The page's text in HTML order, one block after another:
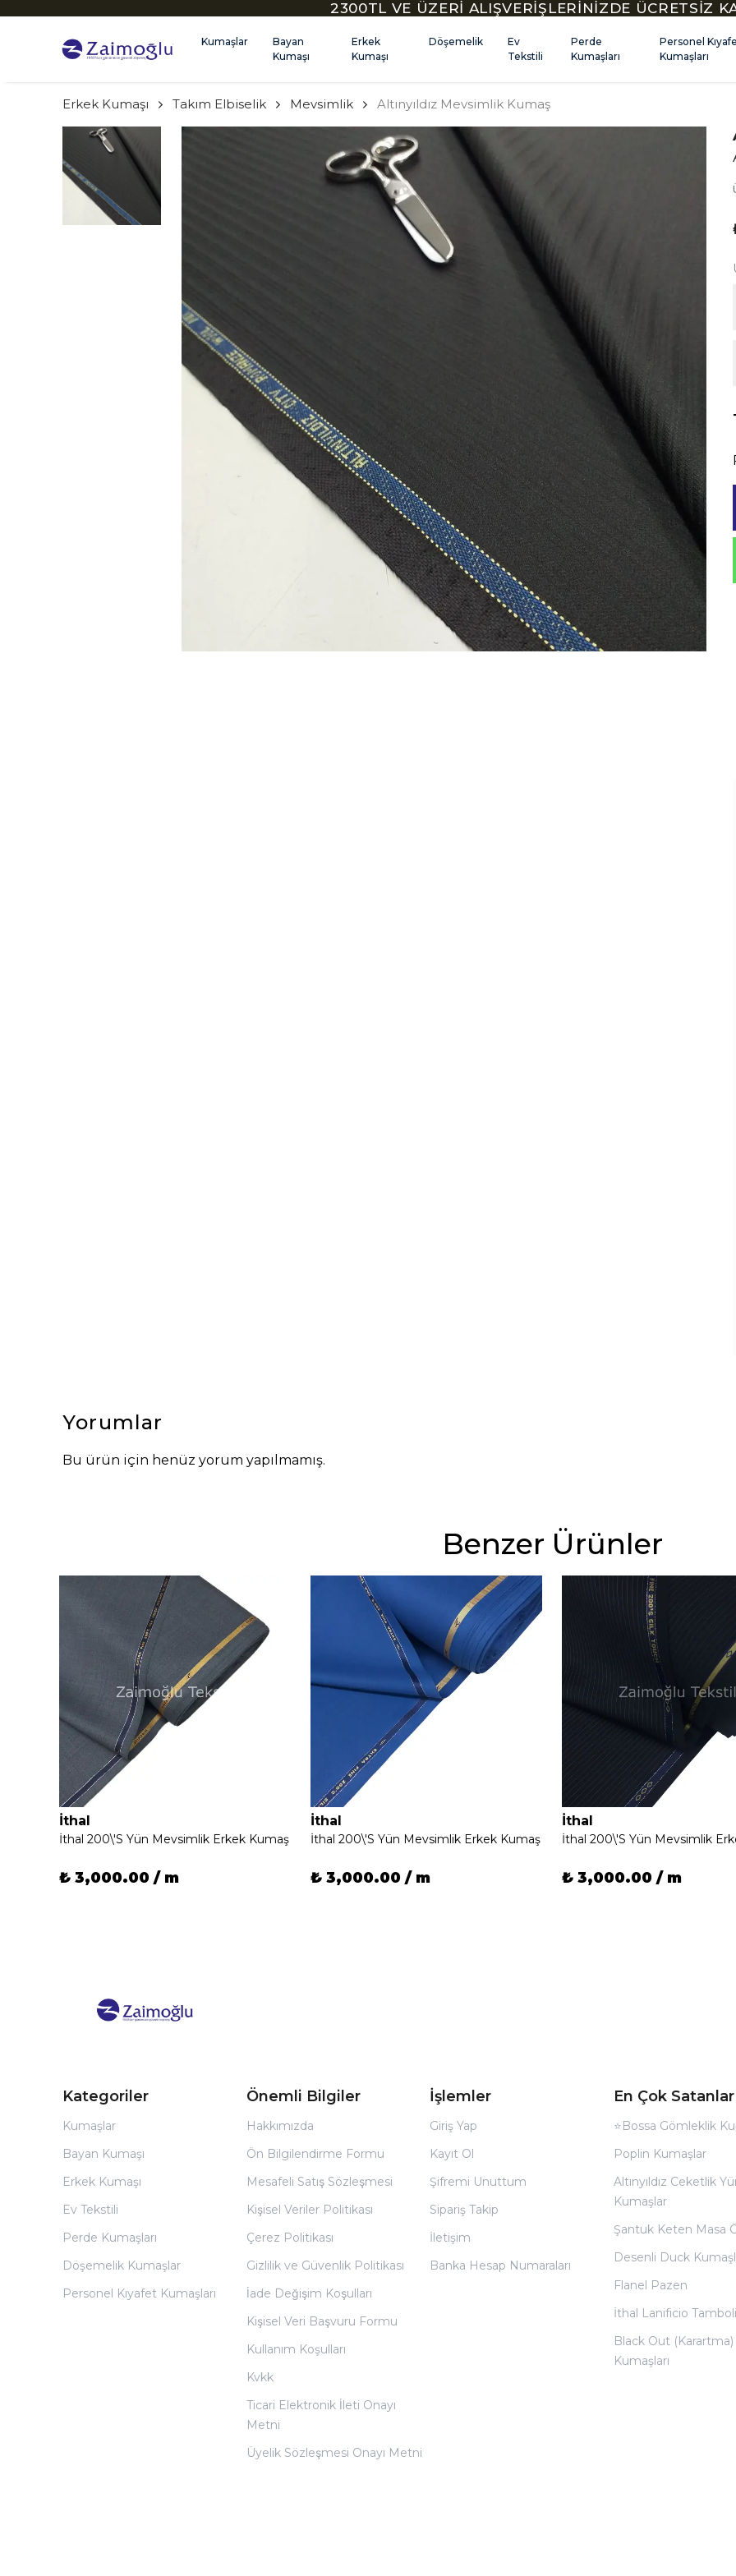
2300TL VE ÜZERİ ALIŞVERİŞLERİNİZDE ÜCRETSİZ
Kumaşlar
Bayan
Kumaşı
Erkek
Kumaşı
Döşemelik
Ev
Tekstili
Perde
Kumaşları
Personel
Kumaşları
Erkek Kumaşı Takım Elbiselik Mevsimlik Altınyıldız Mevsimlik Kumaş
Yorumlar
Bu ürün için henüz yorum yapılmamış.
Benzer Ürünler
İthal
İthal 200\'S Yün Mevsimlik Erkek Kumaş
₺ 3,000.00 / m
İthal
İthal 200\'S Yün Mevsimlik Erkek Kumaş
₺ 3,000.00 / m
İthal
İthal 200\'S Yün Mevsimlik
₺ 3,000.00 / m
Kategoriler
Kumaşlar
Bayan Kumaşı
Erkek Kumaşı
Ev Tekstili
Perde Kumaşları
Döşemelik Kumaşlar
Personel Kıyafet Kumaşları
Önemli Bilgiler
Hakkımızda
Ön Bilgilendirme Formu
Mesafeli Satış Sözleşmesi
Kişisel Veriler Politikası
Çerez Politikası
Gizlilik ve Güvenlik Politikası
İade Değişim Koşulları
Kişisel Veri Başvuru Formu
Kullanım Koşulları
Kvkk
Ticari Elektronik İleti Onayı
Metni
Üyelik Sözleşmesi Onayı Metni
İşlemler
Giriş Yap
Kayıt Ol
Şifremi Unuttum
Sipariş Takip
İletişim
Banka Hesap Numaraları
En Çok Satanlar
⭐Bossa Gömleklik
Poplin Kumaşlar
Altınyıldız Ceketlik
Kumaşlar
Şantuk Keten Masa
Desenli Duck
Flanel Pazen
İthal Lanificio
Black Out
Kumaşları